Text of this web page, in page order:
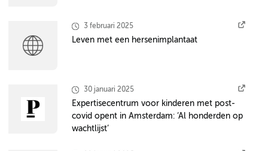
3 februari 2025
Leven met een hersenimplantaat
30 januari 2025
Expertisecentrum voor kinderen met post-
covid opent in Amsterdam: ‘Al honderden op
wachtlijst’